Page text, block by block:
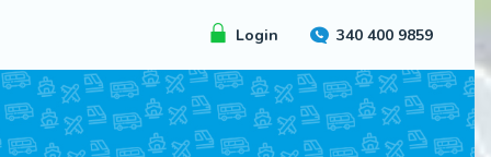
Login 340 400 9859